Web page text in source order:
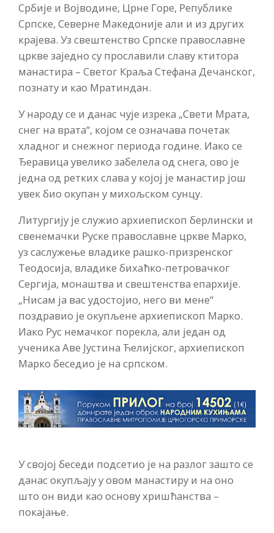
Србије и Војводине, Црне Горе, Републике
Српске, Северне Македоније али и из других
крајева. Уз свештенство Српске православне
цркве заједно су прославили славу ктитора
манастира – Светог Краља Стефана Дечанског,
познату и као Мратиндан.
У народу се и данас чује изрека „Свети Мрата,
снег на врата“, којом се означава почетак
хладног и снежног периода године. Иако се
Ђеравица увелико забелела од снега, ово је
једна од ретких слава у којој је манастир још
увек био окупан у михољском сунцу.
Литургију је служио архиепископ берлински и
свенемачки Руске православне цркве Марко,
уз саслужење владике рашко-призренског
Теодосија, владике бихаћко-петровачког
Сергија, монаштва и свештенства епархије.
„Нисам ја вас удостојио, него ви мене“
поздравио је окупљене архиепископ Марко.
Иако Рус немачког порекла, али један од
ученика Аве Јустина Ћелијског, архиепископ
Марко беседио је на српском.
У својој беседи подсетио је на разлог зашто се
данас окупљају у овом манастиру и на оно
што он види као основу хришћанства –
покајање.